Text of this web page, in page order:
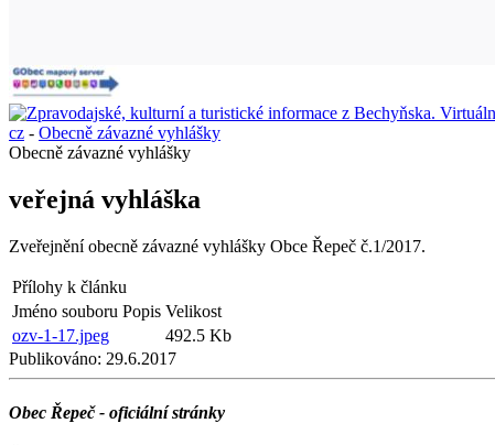
cz - Obecně závazné vyhlášky
Obecně závazné vyhlášky
veřejná vyhláška
Zveřejnění obecně závazné vyhlášky Obce Řepeč č.1/2017.
Přílohy k článku
Jméno souboru Popis Velikost
ozv-1-17.jpeg
492.5 Kb
Publikováno: 29.6.2017
Obec Řepeč - oficiální stránky